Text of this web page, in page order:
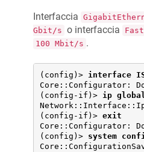
Interfaccia
Gbit/s o interfaccia
100 Mbit/s .
(config)> interface
Core::Configurator:
(config-if)> ip global
(config-if)> exit
Core::Configurator:
(config)> system